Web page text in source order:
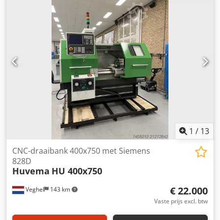
1 / 13
Veghel 143 km
CNC-draaibank 400x750 met Siemens
828D
Huvema HU 400x750
€ 22.000
Vaste prijs excl. btw